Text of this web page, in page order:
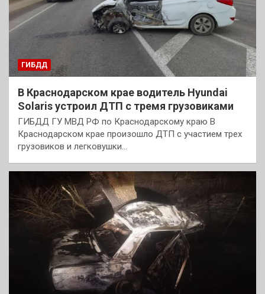
ГИБДД
В Краснодарском крае водитель Hyundai
Solaris устроил ДТП с тремя грузовиками
ГИБДД ГУ МВД РФ по Краснодарскому краю В
Краснодарском крае произошло ДТП с участием трех
грузовиков и легковушки…